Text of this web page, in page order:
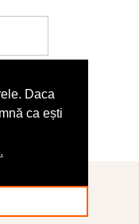
Daca
ca ești